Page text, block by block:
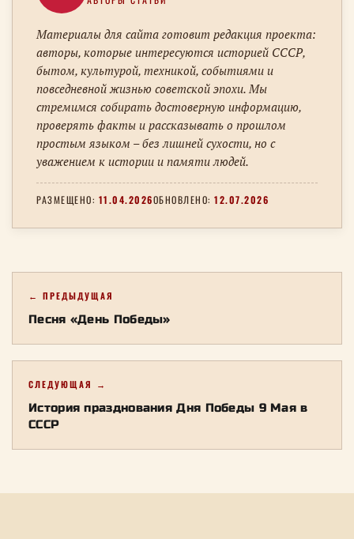
Материалы для сайта готовит редакция проекта:
авторы, которые интересуются историей СССР,
бытом, культурой, техникой, событиями и
повседневной жизнью советской эпохи. Мы
стремимся собирать достоверную информацию,
проверять факты и рассказывать о прошлом
простым языком – без лишней сухости, но с
уважением к истории и памяти людей.
РАЗМЕЩЕНО: 11.04.2026ОБНОВЛЕНО: 12.07.2026
← ПРЕДЫДУЩАЯ
Песня «День Победы»
СЛЕДУЮЩАЯ →
История празднования Дня Победы 9 Мая в
СССР